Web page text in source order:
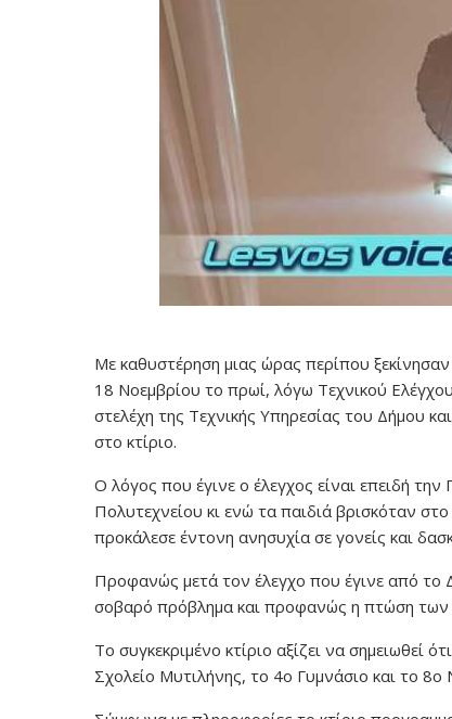
Με καθυστέρηση μιας ώρας περίπου
18 Νοεμβρίου το πρωί, λόγω Τεχνικού
στελέχη της Τεχνικής Υπηρεσίας του Δήμου
στο κτίριο.
Ο λόγος που έγινε ο έλεγχος είναι επειδή
Πολυτεχνείου κι ενώ τα παιδιά βρισκόταν
προκάλεσε έντονη ανησυχία σε γονείς και
Προφανώς μετά τον έλεγχο που έγινε από το
σοβαρό πρόβλημα και προφανώς η πτώση των
Το συγκεκριμένο κτίριο αξίζει να σημειωθεί
Σχολείο Μυτιλήνης, το 4ο Γυμνάσιο και το 8ο